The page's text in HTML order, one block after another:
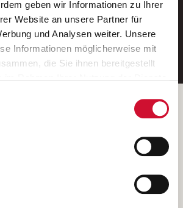
geben wir Informationen zu Ihrer
Website an unsere Partner für
und Analysen weiter. Unsere
Informationen möglicherweise mit
die Sie ihnen bereitgestellt
zulassen“ klicken, so stimmen
sämtlicher Cookies zu. Sie können
jederzeit widerrufen,
Einstellungen aufrufen und diese
Jobs.
Mail-Adresse eintragen
des AWO Bezirksverbandes Unterfranken